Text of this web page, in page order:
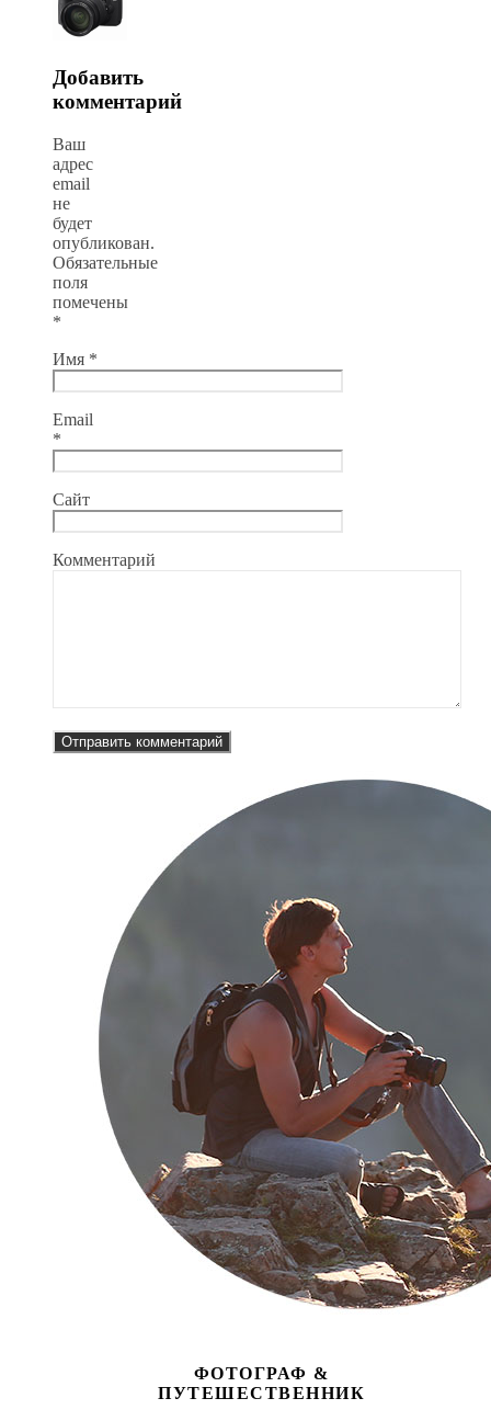
Добавить
комментарий
Ваш
адрес
email
не
будет
опубликован.
Обязательные
поля
помечены
*
Имя *
Email
*
Сайт
Комментарий
ФОТОГРАФ &
ПУТЕШЕСТВЕННИК